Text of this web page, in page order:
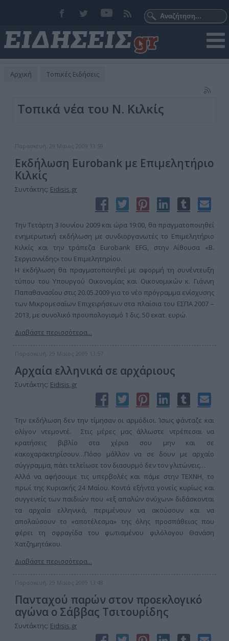
Αρχική Τοπικές Ειδήσεις
Τοπικά νέα του Ν. Κιλκίς
Παρασκευή, 29 Μαϊος 2009 13:59
Εκδήλωση Eurobank με Επιμελητήριο
Κιλκίς
Συντάκτης: Eidisis.gr
Την Τετάρτη 3 Ιουνίου 2009 και ώρα 19:00, θα πραγματοποιηθεί
ενημερωτική εκδήλωση με συνδιοργανωτές το Επιμελητήριο
Κιλκίς και την τράπεζα Eurobank EFG, στην Αίθουσα «Β.
Σεργιαννίδης» του Επιμελητηρίου.
Η εκδήλωση θα πραγματοποιηθεί με αφορμή τη συνέντευξη
τύπου του Υπουργού Οικονομίας και Οικονομικών κ. Γιάννη
Παπαθανασίου στις 20.05.2009 για το νέο πρόγραμμα ενίσχυσης
των Μικρομεσαίων Επιχειρήσεων στα πλαίσια του ΕΣΠΑ 2007 –
2013, με συνολικό προϋπολογισμό 1 δις. 50 εκατ. ευρώ.
Διαβάστε περισσότερα...
Παρασκευή, 29 Μαϊος 2009 13:57
Αρχαία ελληνικά σε αρχάριους
Συντάκτης: Eidisis.gr
Την εκδήλωση δεν την τίμησαν οι αρμόδιοι. Ίσως φάνταζε και
ολίγον ντεμοντέ. Στις μέρες μας άλλωστε ντρέπεσαι να
κρατήσεις βιβλίο στα χέρια σου μην και σε
κακοχαρακτηρίσουν…Πόσο μάλλον να σε δουν με αρχαίο
σύγγραμμα, πάει τελείωσε τον διασυρμό δεν τον γλιτώνεις…
Αλλά να αφήσουμε τις υπερβολές και πάμε στην ΤΕΧΝΗ, το
πρωί της Κυριακής 24 Μαίου. Κοντά εξήντα γονείς κυρίως και
συγγενείς των παιδιών που «εξ απαλών ονύχων» διδάσκονται
τα αρχαία ελληνικά, περιμένουν να ακούσουν και να
απολαύσουν το «αποτέλεσμα» της όλης προσπάθειας που
φέρει τη σφραγίδα του φωτισμένου φιλόλογου Θανάση
Χατζημητάκου.
Διαβάστε περισσότερα...
Παρασκευή, 29 Μαϊος 2009 13:48
Πανταχού παρών στον προεκλογικό
αγώνα ο Σάββας Τσιτουρίδης
Συντάκτης: Eidisis.gr